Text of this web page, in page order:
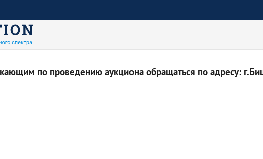
по проведению аукциона обращаться по адресу: